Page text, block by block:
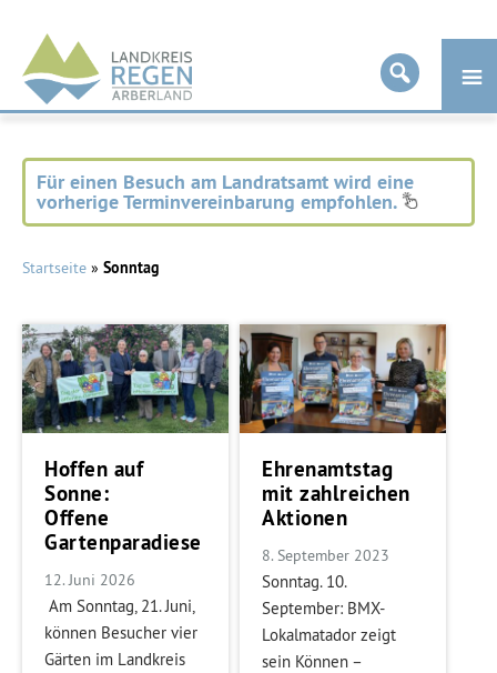
Landkreis
Regen
Für einen Besuch am Landratsamt wird eine
vorherige Terminvereinbarung empfohlen.
Startseite » Sonntag
Hoffen auf
Sonne:
Offene
Gartenparadiese
12. Juni 2026
Am Sonntag, 21. Juni,
können Besucher vier
Gärten im Landkreis
Ehrenamtstag
mit zahlreichen
Aktionen
8. September 2023
Sonntag. 10.
September: BMX-
Lokalmatador zeigt
sein Können –